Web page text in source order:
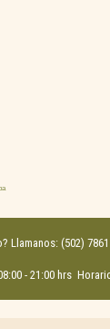
Llamanos: (502)
- 21:00 hrs